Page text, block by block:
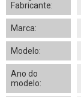
Fabricante:
Marca:
Modelo:
Ano do
modelo: